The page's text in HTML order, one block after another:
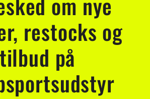
restocks og
tilbud på